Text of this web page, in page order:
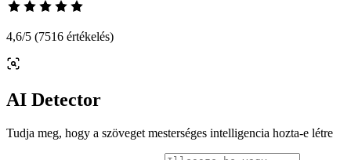
4,6/5 (7516 értékelés)
AI Detector
Tudja meg, hogy a szöveget mesterséges intelligencia hozta-e létre